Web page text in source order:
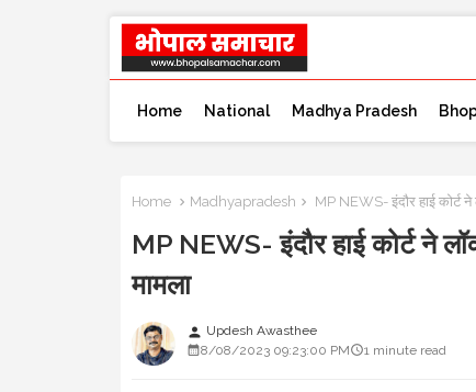
Home National Madhya Pradesh
Home Madhyapradesh MP NEWS- इंदौर हाई कोर्ट
MP NEWS- इंदौर हाई कोर्ट ने
मामला
person Updesh Awasthee
8/08/2023 09:23:00 PM
1 minute read